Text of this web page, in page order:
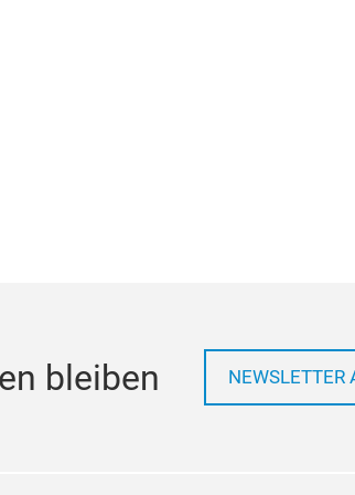
bleiben NEWSLETTER